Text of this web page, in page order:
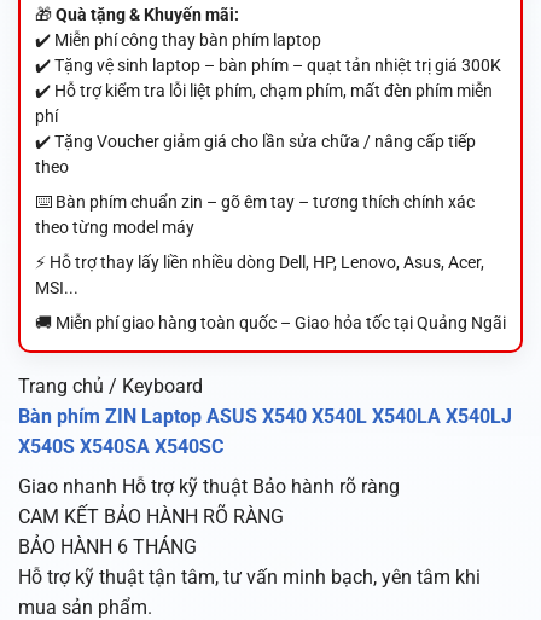
🎁Quà tặng & Khuyến mãi:
✔️ Miễn phí công thay bàn phím laptop
✔️ Tặng vệ sinh laptop – bàn phím – quạt tản nhiệt trị giá 300K
✔️ Hỗ trợ kiểm tra lỗi liệt phím, chạm phím, mất đèn phím miễn
phí
✔️ Tặng Voucher giảm giá cho lần sửa chữa / nâng cấp tiếp
theo
⌨️ Bàn phím chuẩn zin – gõ êm tay – tương thích chính xác
theo từng model máy
⚡ Hỗ trợ thay lấy liền nhiều dòng Dell, HP, Lenovo, Asus, Acer,
MSI...
🚚 Miễn phí giao hàng toàn quốc – Giao hỏa tốc tại Quảng Ngãi
Trang chủ / Keyboard
Bàn phím ZIN Laptop ASUS X540 X540L X540LA X540LJ
X540S X540SA X540SC
Giao nhanh Hỗ trợ kỹ thuật Bảo hành rõ ràng
CAM KẾT BẢO HÀNH RÕ RÀNG
BẢO HÀNH 6 THÁNG
Hỗ trợ kỹ thuật tận tâm, tư vấn minh bạch, yên tâm khi
mua sản phẩm.